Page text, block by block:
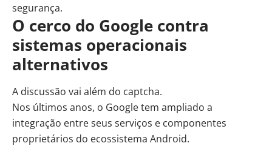
segurança.
O cerco do Google contra
sistemas operacionais
alternativos
A discussão vai além do captcha.
Nos últimos anos, o Google tem ampliado a
integração entre seus serviços e componentes
proprietários do ecossistema Android.